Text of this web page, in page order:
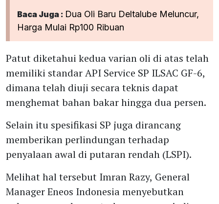
Baca Juga : Dua Oli Baru Deltalube Meluncur,
Harga Mulai Rp100 Ribuan
Patut diketahui kedua varian oli di atas telah
memiliki standar API Service SP ILSAC GF-6,
dimana telah diuji secara teknis dapat
menghemat bahan bakar hingga dua persen.
Selain itu spesifikasi SP juga dirancang
memberikan perlindungan terhadap
penyalaan awal di putaran rendah (LSPI).
Melihat hal tersebut Imran Razy, General
Manager Eneos Indonesia menyebutkan